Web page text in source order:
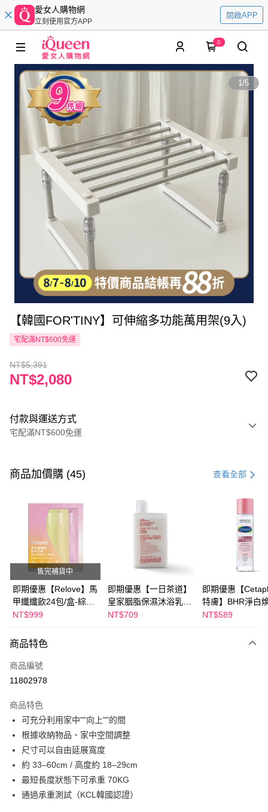
愛女人購物網
立刻使用官方APP
開啟APP
0
1/5
【韓國FOR'TINY】可伸縮多功能萬用架(9入)
宅配滿NT$600免運
NT$5,391
NT$2,080
付款與運送方式
宅配滿NT$600免運
信用卡一次付款
Apple Pay
街口支付
悠遊付
Google Pay
全盈+PAY
相關說明
AFTEE先享後付是「在收到商品之後才付款」的支付方式。 讓您購物簡單
便利好安心！
３．安心：先確認商品／服務後，再付款。
【「AFTEE先享後付」結帳流程】
１．於結帳方式選擇「AFTEE先享後付」後，將跳轉至「AFTEE先享後付」
結帳頁面，進行簡訊認證並確認金額後，即可完成結帳。
２．訂單成立數日內，您將收到繳費通知簡訊。
３．收到繳費通知簡訊後14天內，點擊此簡訊中的連結，可透過四大超商／
ATM／網路銀行／等多元方式進行付款，方視為交易完成。
※ 請注意：結帳手續完成當下不需立刻繳費，但若您需要取消訂單，請聯絡
ATM付款
每筆NT$100，滿NT$600(含以上)免運費
離島配送
每筆NT$150，滿NT$1,500(含以上)免運費
商品加價購 (45) 查看全部
售完補貨中
即期優惠【Relove】馬
甲纖纖飲24包/盒-綜合
口味(效期2027-01-22)
NT$999
即期優惠【一日茶道】
皇家胭脂保濕沐浴乳
600ml 效期2027/2/19
NT$709
即期優惠【
特膚】BHR淨白
妝水 150mL 效期
NT$589
商品特色
商品編號
11802978
商品特色
可充分利用家中""向上""的間
根據收納物品、家中空間調整
尺寸可以自由延展寬度
約 33–60cm / 高度約 18–29cm
最短長度狀態下可承重 70KG
通過承重測試（KCL韓國認證）